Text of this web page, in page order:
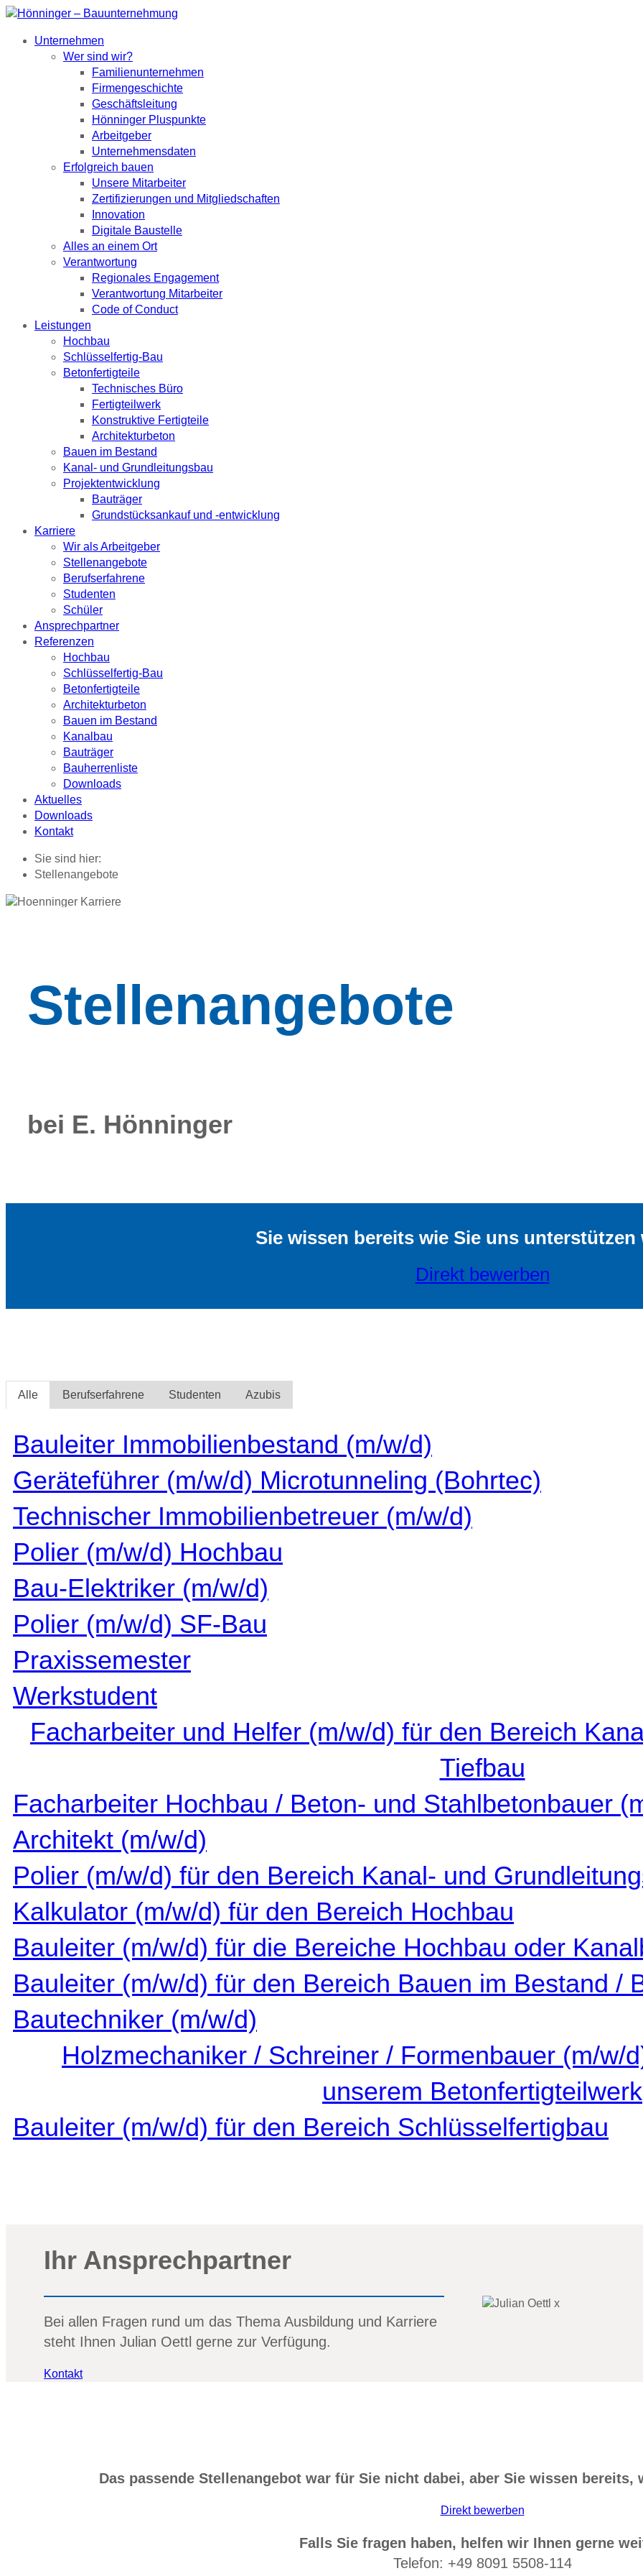
Unternehmen
Wer sind wir?
Familienunternehmen
Firmengeschichte
Geschäftsleitung
Hönninger Pluspunkte
Arbeitgeber
Unternehmensdaten
Erfolgreich bauen
Unsere Mitarbeiter
Zertifizierungen und Mitgliedschaften
Innovation
Digitale Baustelle
Alles an einem Ort
Verantwortung
Regionales Engagement
Verantwortung Mitarbeiter
Code of Conduct
Leistungen
Hochbau
Schlüsselfertig-Bau
Betonfertigteile
Technisches Büro
Fertigteilwerk
Konstruktive Fertigteile
Architekturbeton
Bauen im Bestand
Kanal- und Grundleitungsbau
Projektentwicklung
Bauträger
Grundstücksankauf und -entwicklung
Karriere
Wir als Arbeitgeber
Stellenangebote
Berufserfahrene
Studenten
Schüler
Ansprechpartner
Referenzen
Hochbau
Schlüsselfertig-Bau
Betonfertigteile
Architekturbeton
Bauen im Bestand
Kanalbau
Bauträger
Bauherrenliste
Downloads
Aktuelles
Downloads
Kontakt
Sie sind hier:
Stellenangebote
Stellenangebote
bei E. Hönninger
Sie wissen bereits wie Sie uns unterstützen
Direkt bewerben
Alle Berufserfahrene Studenten Azubis
Bauleiter Immobilienbestand (m/w/d)
Geräteführer (m/w/d) Microtunneling (Bohrtec)
Technischer Immobilienbetreuer (m/w/d)
Polier (m/w/d) Hochbau
Bau-Elektriker (m/w/d)
Polier (m/w/d) SF-Bau
Praxissemester
Werkstudent
Facharbeiter und Helfer (m/w/d) für den Bereich
Tiefbau
Facharbeiter Hochbau / Beton- und Stahlbetonbauer
Architekt (m/w/d)
Polier (m/w/d) für den Bereich Kanal- und
Kalkulator (m/w/d) für den Bereich Hochbau
Bauleiter (m/w/d) für die Bereiche Hochbau oder
Bauleiter (m/w/d) für den Bereich Bauen im Bestand /
Bautechniker (m/w/d)
Holzmechaniker / Schreiner / Formenbauer (m/w/
unserem Betonfertigteilwerk
Bauleiter (m/w/d) für den Bereich Schlüsselfertigbau
Ihr Ansprechpartner
Bei allen Fragen rund um das Thema Ausbildung und Karriere
steht Ihnen Julian Oettl gerne zur Verfügung.
Kontakt
Das passende Stellenangebot war für Sie nicht dabei, aber Sie wissen
Direkt bewerben
Falls Sie fragen haben, helfen wir Ihnen gerne
Telefon: +49 8091 5508-114